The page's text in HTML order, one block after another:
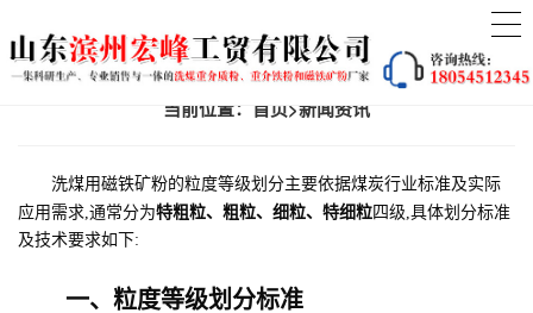
当前位置： 首页>新闻资讯
洗煤用磁铁矿粉的粒度等级划分主要依据煤炭行业标准及实际
应用需求,通常分为特粗粒、粗粒、细粒、特细粒四级,具体划分标准
及技术要求如下:
一、粒度等级划分标准